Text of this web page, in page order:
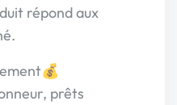
répond aux
prêts